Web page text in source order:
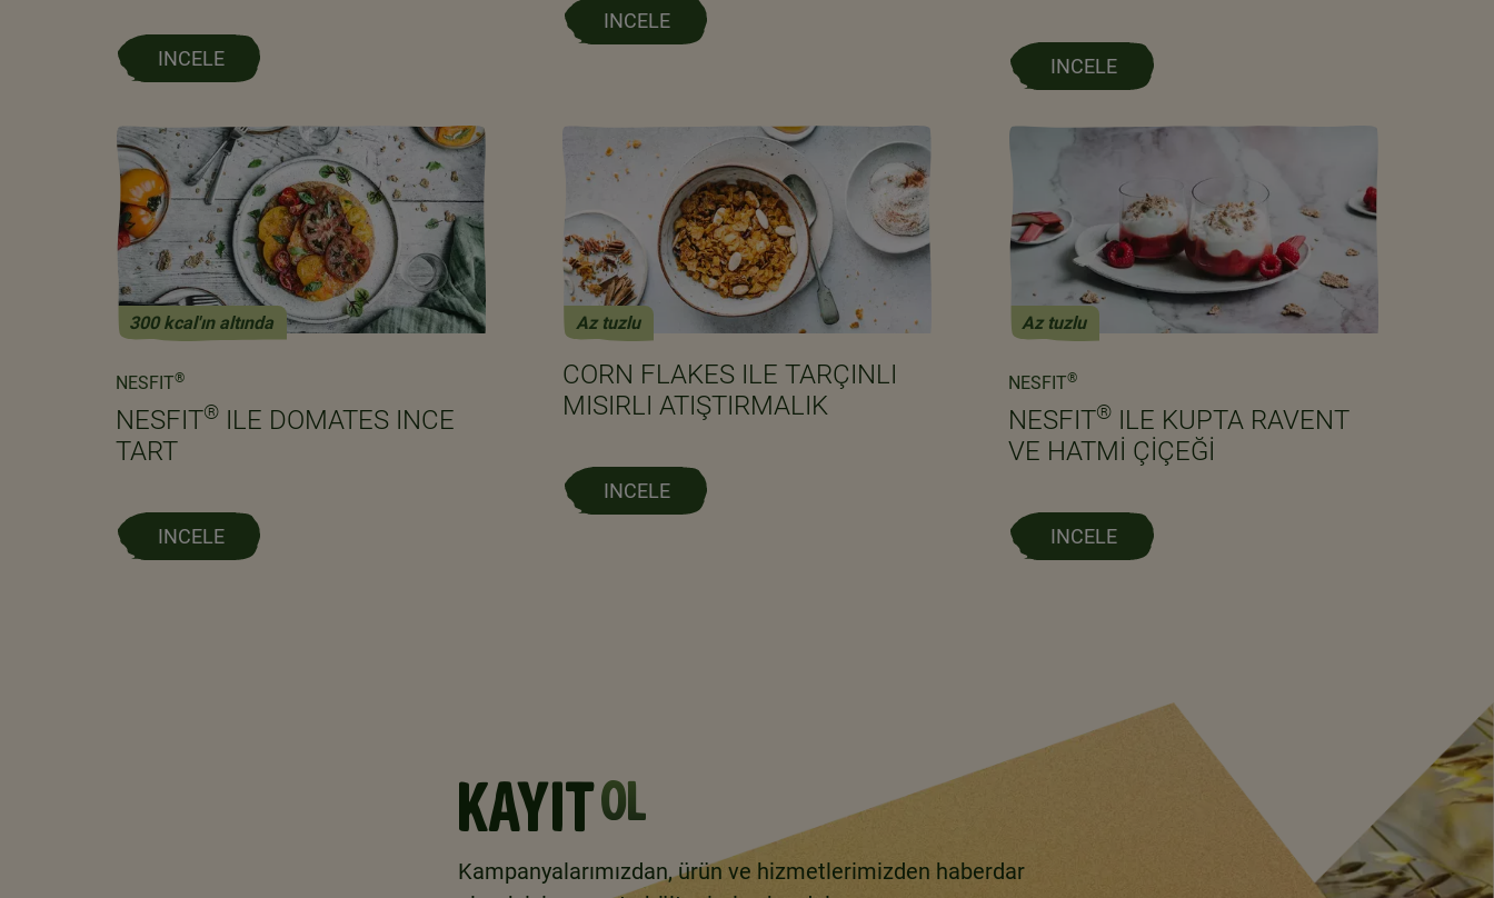
INCELE
INCELE
INCELE
300 kcal'ın altında
NESFIT®
NESFIT® ILE DOMATES INCE
TART
INCELE
Az tuzlu
CORN FLAKES ILE TARÇINLI
MISIRLI ATIŞTIRMALIK
INCELE
Az tuzlu
NESFIT®
NESFIT® ILE KUPTA RAVENT
VE HATMI ÇIÇEĞI
INCELE
KAYITOL
Kampanyalarımızdan, ürün ve hizmetlerimizden haberdar